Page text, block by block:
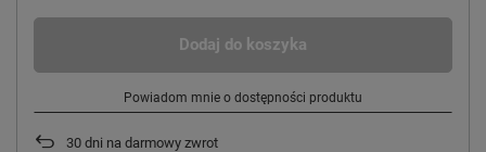
Dodaj do koszyka
Powiadom mnie o dostępności produktu
30 dni na darmowy zwrot